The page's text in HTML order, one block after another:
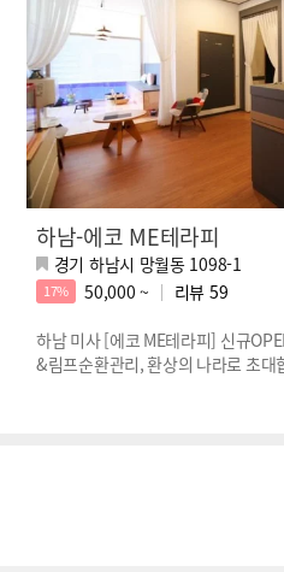
하남-에코 ME테라피
경기 하남시 망월동 1098-1
17% 50,000 ~ 리뷰 59
하남 미사 [에코 ME테라피] 신규
&림프순환관리, 환상의 나라로 초대